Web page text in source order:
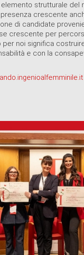
strutturale
crescente
di candidate
crescente per
noi significa
e con la